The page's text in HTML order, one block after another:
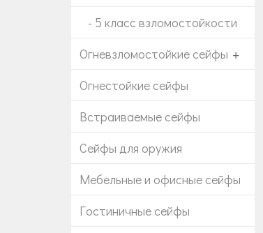
- 5 класс взломостойкости
Огневзломостойкие сейфы +
Огнестойкие сейфы
Встраиваемые сейфы
Сейфы для оружия
Мебельные и офисные сейфы
Гостиничные сейфы